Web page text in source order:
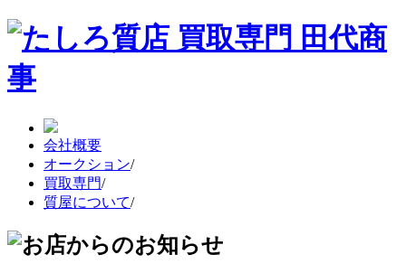
会社概要
オークション/
買取専門/
質屋について/